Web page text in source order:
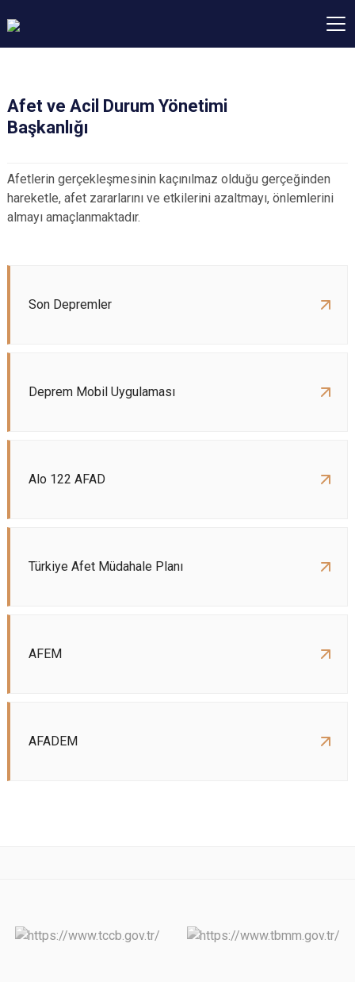
Afet ve Acil Durum Yönetimi
Başkanlığı
Afetlerin gerçekleşmesinin kaçınılmaz olduğu gerçeğinden
hareketle, afet zararlarını ve etkilerini azaltmayı, önlemlerini
almayı amaçlanmaktadır.
Son Depremler
Deprem Mobil Uygulaması
Alo 122 AFAD
Türkiye Afet Müdahale Planı
AFEM
AFADEM